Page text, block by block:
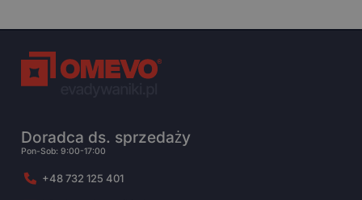
Doradca ds. sprzedaży
Pon-Sob: 9:00-17:00
+48 732 125 401